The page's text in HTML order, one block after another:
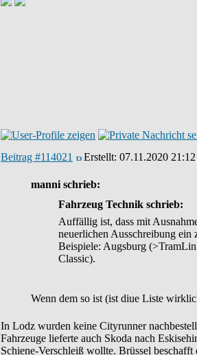
Beitrag #114021 Erstellt: 07.11.2020 21:12
manni schrieb:
Fahrzeug Technik schrieb:
Auffällig ist, dass mit
neuerlichen Ausschreibung
Beispiele: Augsburg
Classic).
Wenn dem so ist (ist diue Liste
In Lodz wurden keine Cityrunner
Fahrzeuge lieferte auch Skoda nach
Schiene-Verschleiß wollte. Brüssel